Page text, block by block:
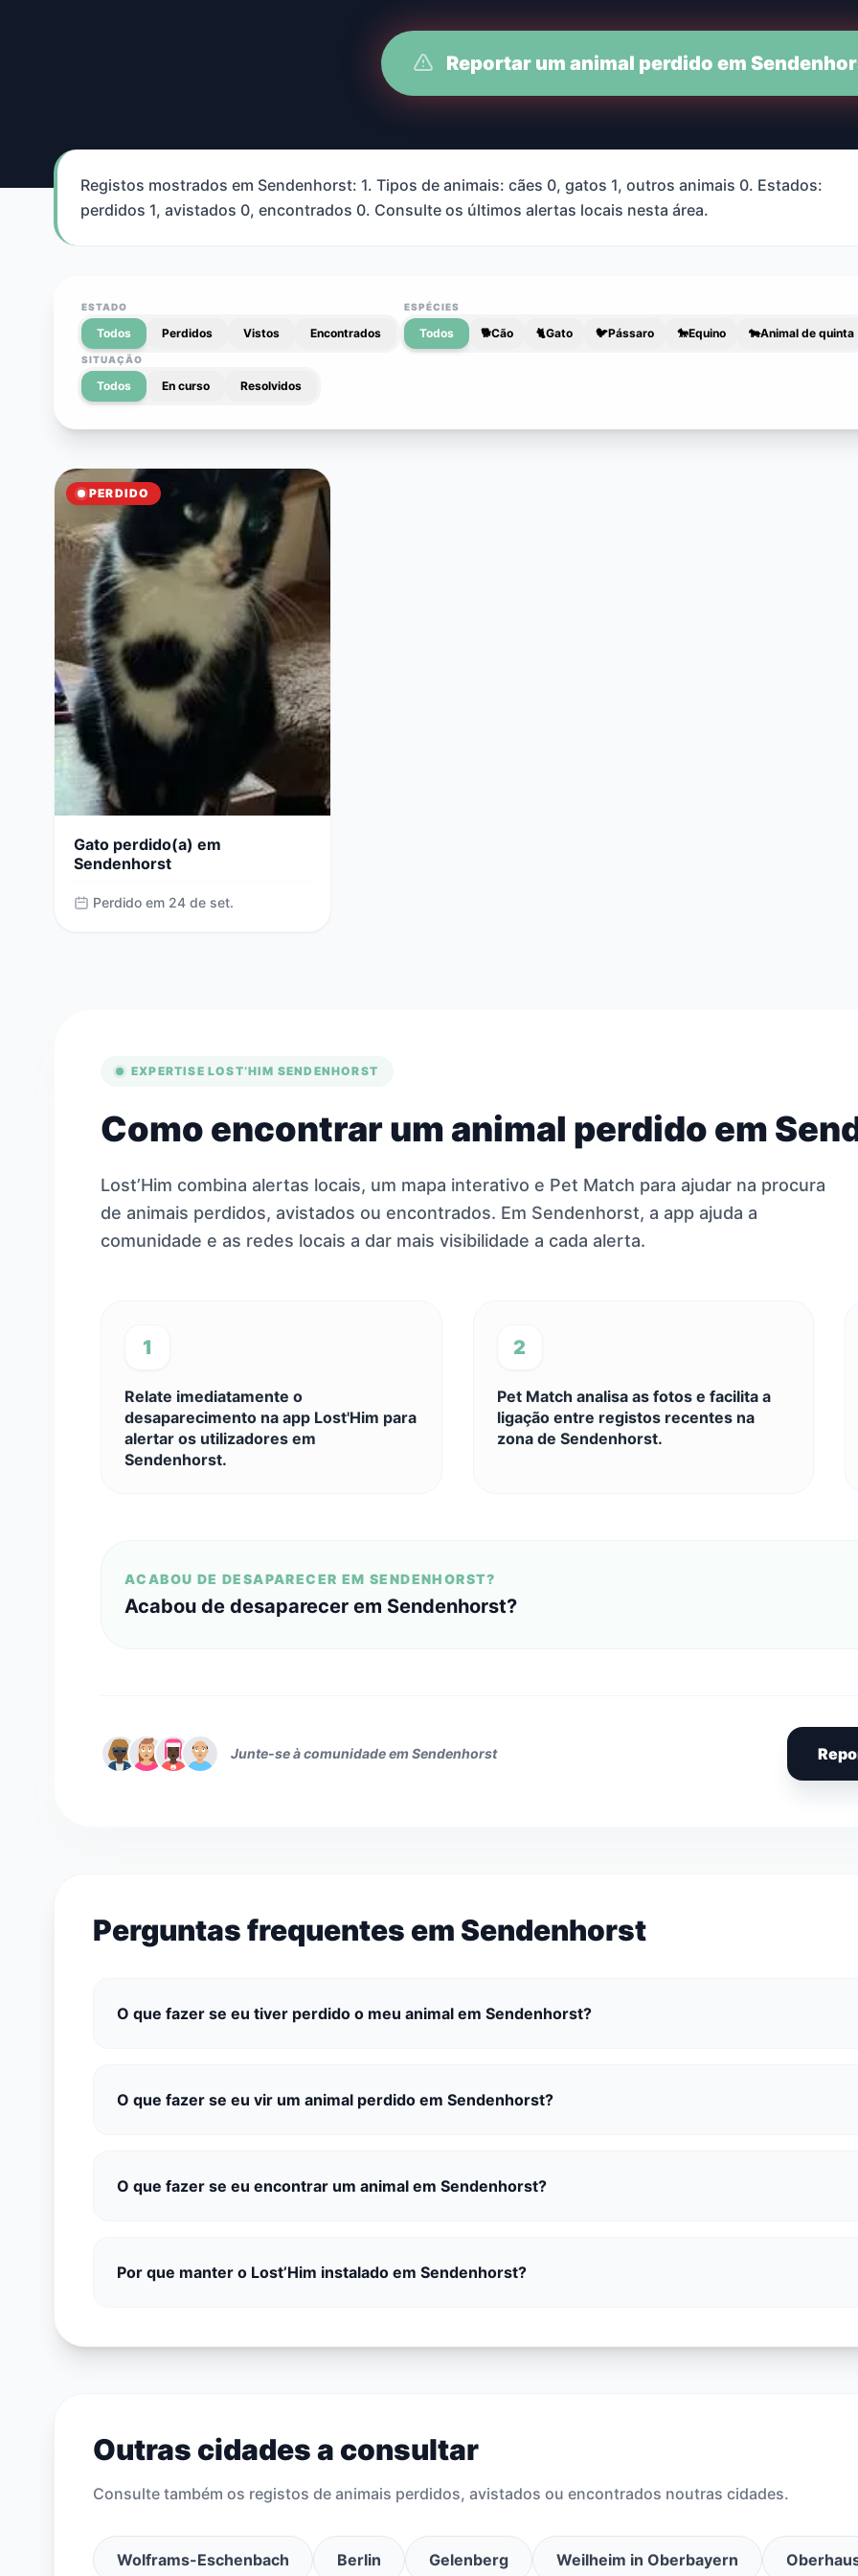
Reportar um animal perdido em
Registos mostrados em Sendenhorst: 1. Tipos de animais: cães 0, gatos 1, outros animais 0. Estados:
perdidos 1, avistados 0, encontrados 0. Consulte os últimos alertas locais nesta área.
ESTADO
Todos Perdidos Vistos Encontrados
ESPÉCIES
Todos 🐕Cão 🐈Gato 🐦Pássaro 🐎Equino 🐄Animal de quinta
SITUAÇÃO
Todos En curso Resolvidos
PERDIDO
Gato perdido(a) em
Sendenhorst
Perdido em 24 de set.
EXPERTISE LOST’HIM SENDENHORST
Como encontrar um animal perdido em
Lost’Him combina alertas locais, um mapa interativo e Pet Match para ajudar na procura
de animais perdidos, avistados ou encontrados. Em Sendenhorst, a app ajuda a
comunidade e as redes locais a dar mais visibilidade a cada alerta.
1
Relate imediatamente o
desaparecimento na app Lost'Him para
alertar os utilizadores em
Sendenhorst.
2
Pet Match analisa as fotos e facilita a
ligação entre registos recentes na
zona de Sendenhorst.
ACABOU DE DESAPARECER EM SENDENHORST?
Acabou de desaparecer em Sendenhorst?
Junte-se à comunidade em Sendenhorst
Perguntas frequentes em Sendenhorst
O que fazer se eu tiver perdido o meu animal em Sendenhorst?
O que fazer se eu vir um animal perdido em Sendenhorst?
O que fazer se eu encontrar um animal em Sendenhorst?
Por que manter o Lost’Him instalado em Sendenhorst?
Outras cidades a consultar
Consulte também os registos de animais perdidos, avistados ou encontrados noutras cidades.
Wolframs-Eschenbach Berlin Gelenberg Weilheim in Oberbayern